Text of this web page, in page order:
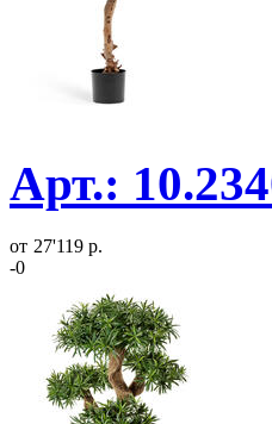
Арт.:
от 27'119 р.
-0